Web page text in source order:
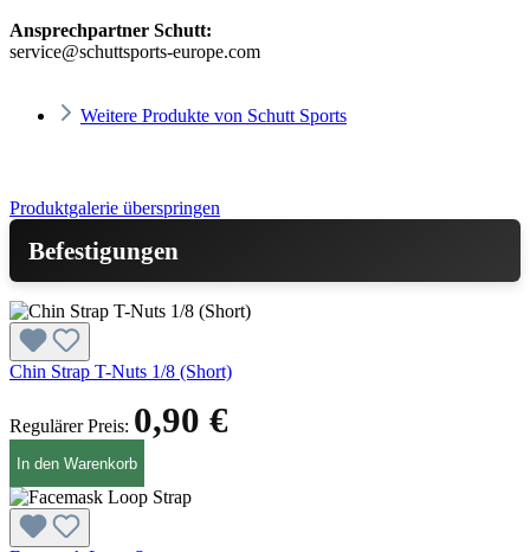
Ansprechpartner Schutt:
service@schuttsports-europe.com
Weitere Produkte von Schutt Sports
Produktgalerie überspringen
Befestigungen
Chin Strap T-Nuts 1/8 (Short)
Regulärer Preis: 0,90 €
In den Warenkorb